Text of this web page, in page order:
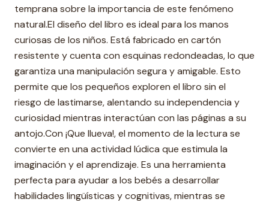
temprana sobre la importancia de este fenómeno
natural.El diseño del libro es ideal para los manos
curiosas de los niños. Está fabricado en cartón
resistente y cuenta con esquinas redondeadas, lo que
garantiza una manipulación segura y amigable. Esto
permite que los pequeños exploren el libro sin el
riesgo de lastimarse, alentando su independencia y
curiosidad mientras interactúan con las páginas a su
antojo.Con ¡Que llueva!, el momento de la lectura se
convierte en una actividad lúdica que estimula la
imaginación y el aprendizaje. Es una herramienta
perfecta para ayudar a los bebés a desarrollar
habilidades lingüísticas y cognitivas, mientras se